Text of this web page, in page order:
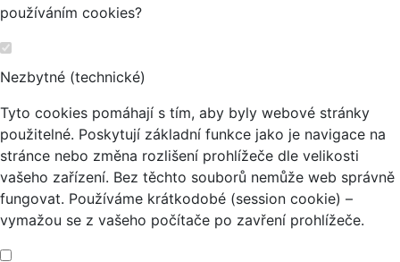
používáním cookies?
Nezbytné (technické)
Tyto cookies pomáhají s tím, aby byly webové stránky
použitelné. Poskytují základní funkce jako je navigace na
stránce nebo změna rozlišení prohlížeče dle velikosti
vašeho zařízení. Bez těchto souborů nemůže web správně
fungovat. Používáme krátkodobé (session cookie) –
vymažou se z vašeho počítače po zavření prohlížeče.